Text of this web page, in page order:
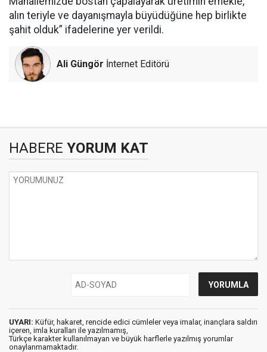
alın teriyle ve dayanışmayla büyüdüğüne hep birlikte
şahit olduk” ifadelerine yer verildi.
Ali Güngör İnternet Editörü
HABERE YORUM KAT
UYARI: Küfür, hakaret, rencide edici cümleler veya imalar, inançlara saldırı
içeren, imla kuralları ile yazılmamış,
Türkçe karakter kullanılmayan ve büyük harflerle yazılmış yorumlar
onaylanmamaktadır.